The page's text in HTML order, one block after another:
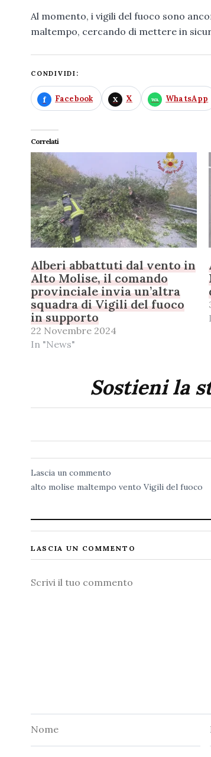
Al momento, i vigili del fuoco sono
maltempo, cercando di mettere in
CONDIVIDI:
Facebook X WhatsApp
Correlati
Alberi abbattuti dal vento in
Alto Molise, il comando
provinciale invia un’altra
squadra di Vigili del fuoco
in supporto
22 Novembre 2024
In "News"
Sostieni la
Lascia un commento
alto molise maltempo vento Vigili del fuoco
LASCIA UN COMMENTO
Commento